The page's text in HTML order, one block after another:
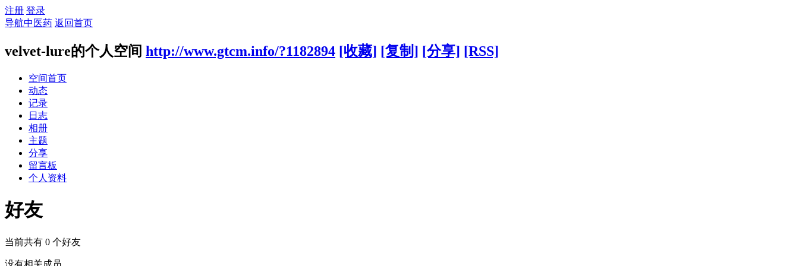
注册 登录
导航中医药 返回首页
velvet-lure的个人空间 http://www.gtcm.info/?1182894 [收藏] [复制] [分享] [RSS]
空间首页
动态
记录
日志
相册
主题
分享
留言板
个人资料
好友
当前共有 0 个好友
没有相关成员